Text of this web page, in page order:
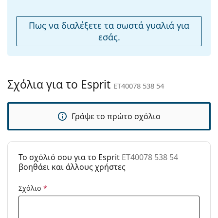
άρθρωση:
Όχι
Αξεσουάρ
Πανί
καθαρισμού:
Ναι
Τύπος:
Unisex
Μάρκα:
Esprit
ET40078 538 54
Πως να διαλέξετε τα σωστά γυαλιά για
εσάς.
Σχόλια για το Esprit ET40078 538 54
Γράψε το πρώτο σχόλιο
To σχόλιό σου για το Esprit ET40078 538 54
βοηθάει και άλλους χρήστες
Σχόλιο *